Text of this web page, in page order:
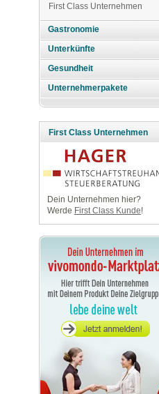
First Class Unternehmen
Gastronomie
Unterkünfte
Gesundheit
Unternehmerpakete
First Class Unternehmen
Dein Unternehmen hier?
Werde First Class Kunde!